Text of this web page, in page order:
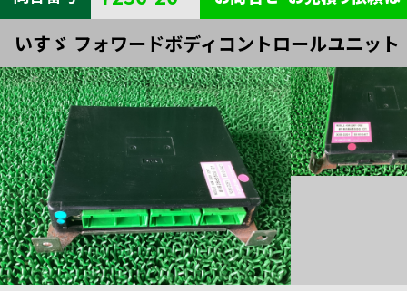
タイヤ・
足まわり
外装 ボデー
エンジン
関連
全部品一覧検索
いすゞ フォワードボディコントロールユニット